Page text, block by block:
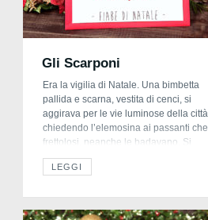
Gli Scarponi
Era la vigilia di Natale. Una bimbetta
pallida e scarna, vestita di cenci, si
aggirava per le vie luminose della città
chiedendo l’elemosina ai passanti che,
frettolosi, neanche le badavano. Si
chiamava Celestina. Era rimasta
orfana a soli sette anni, e coloro che
mendicare tutto il giorno e la
picchiavano […]
LEGGI